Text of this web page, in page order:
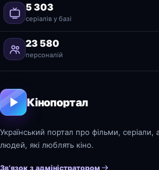
5 303
серіалів у базі
23 580
персоналій
Кінопортал
Український портал про фільми, серіали,
людей, які люблять кіно.
Зв’язок з адміністратором